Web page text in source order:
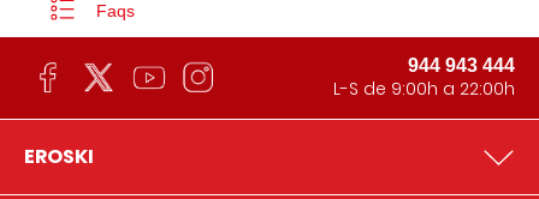
Faqs
944 943 444
L-S de 9:00h a 22:00h
EROSKI